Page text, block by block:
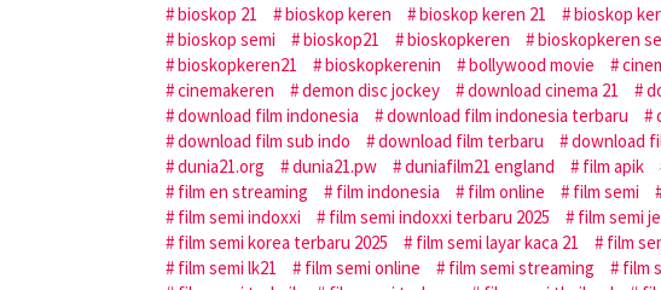
bioskop 21
bioskop keren bioskop keren 21 bioskop
bioskop semi
bioskop21 bioskopkeren bioskopkeren
bioskopkeren21
bioskopkerenin bollywood movie
cinemakeren
demon disc jockey download cinema 21
download film indonesia
download film indonesia terbaru
download film sub indo
download film terbaru download
dunia21.org
dunia21.pw duniafilm21 england film apik
film en streaming
film indonesia film online film semi
film semi indoxxi
film semi indoxxi terbaru 2025 film semi
film semi korea terbaru 2025
film semi layar kaca 21 film
film semi lk21
film semi online film semi streaming film